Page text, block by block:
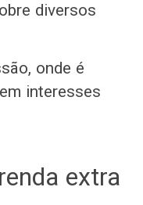
diversos
onde é
interesses
extra